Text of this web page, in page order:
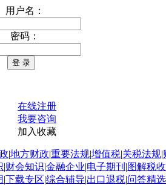
用户名：
密码：
在线注册
我要咨询
加入收藏
|地方财政|重要法规|增值税|关税法规|
|财会知识|金融企业|电子期刊 |图解税收
|下载专区|综合辅导|出口退税|问答精选